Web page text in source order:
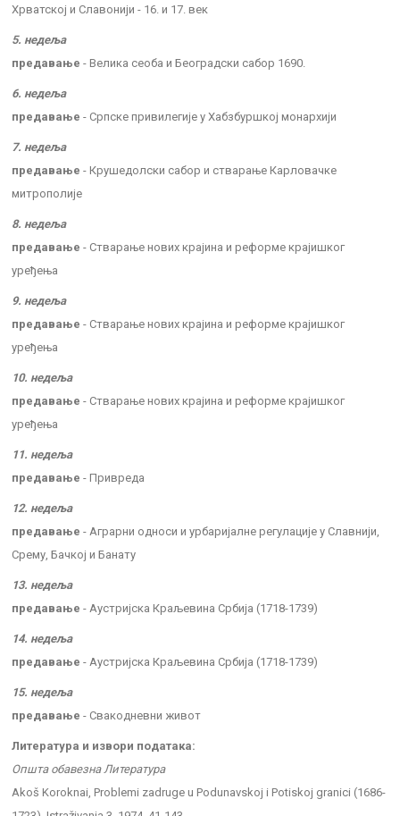
Хрватској и Славонији - 16. и 17. век
5. недеља
предавање - Велика сеоба и Београдски сабор 1690.
6. недеља
предавање - Српске привилегије у Хабзбуршкој монархији
7. недеља
предавање - Крушедолски сабор и стварање Карловачке
митрополије
8. недеља
предавање - Стварање нових крајина и реформе крајишког
уређења
9. недеља
предавање - Стварање нових крајина и реформе крајишког
уређења
10. недеља
предавање - Стварање нових крајина и реформе крајишког
уређења
11. недеља
предавање - Привреда
12. недеља
предавање - Аграрни односи и урбаријалне регулације у Славнији,
Срему, Бачкој и Банату
13. недеља
предавање - Аустријска Краљевина Србија (1718-1739)
14. недеља
предавање - Аустријска Краљевина Србија (1718-1739)
15. недеља
предавање - Свакодневни живот
Литература и извори података:
Општа обавезна Литература
Akoš Koroknai, Problemi zadruge u Podunavskoj i Potiskoj granici (1686-